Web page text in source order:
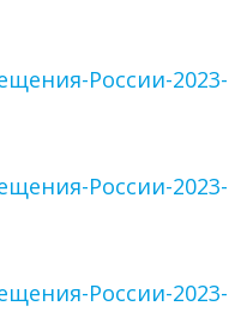
России-2023-
России-2023-
России-2023-